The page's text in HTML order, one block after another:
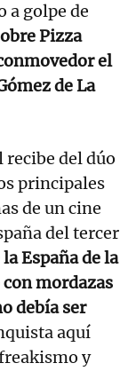
a golpe de
Pizza
el
de La
recibe del dúo
principales
de un cine
del tercer
España de la
mordazas
debía ser
aquí
y